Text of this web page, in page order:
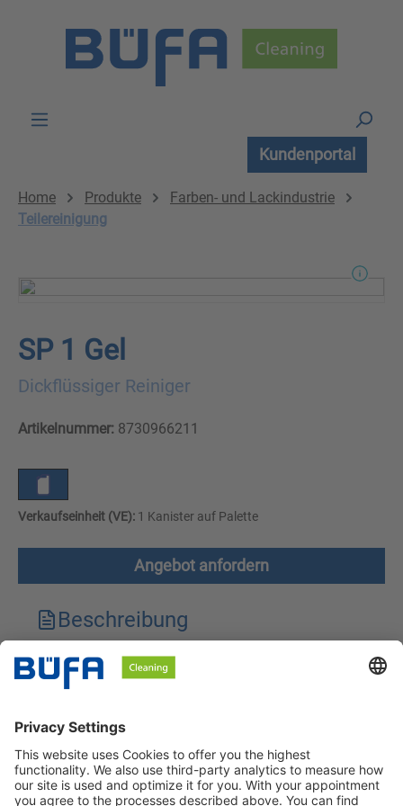
Kundenportal
Home Produkte
Farben- und Lackindustrie
Teilereinigung
SP 1 Gel
Dickflüssiger Reiniger
Artikelnummer: 8730966211
Verkaufseinheit (VE): 1 Kanister auf Palette
Angebot anfordern
Beschreibung
Technische Merkmale
Sicherheitshinweise